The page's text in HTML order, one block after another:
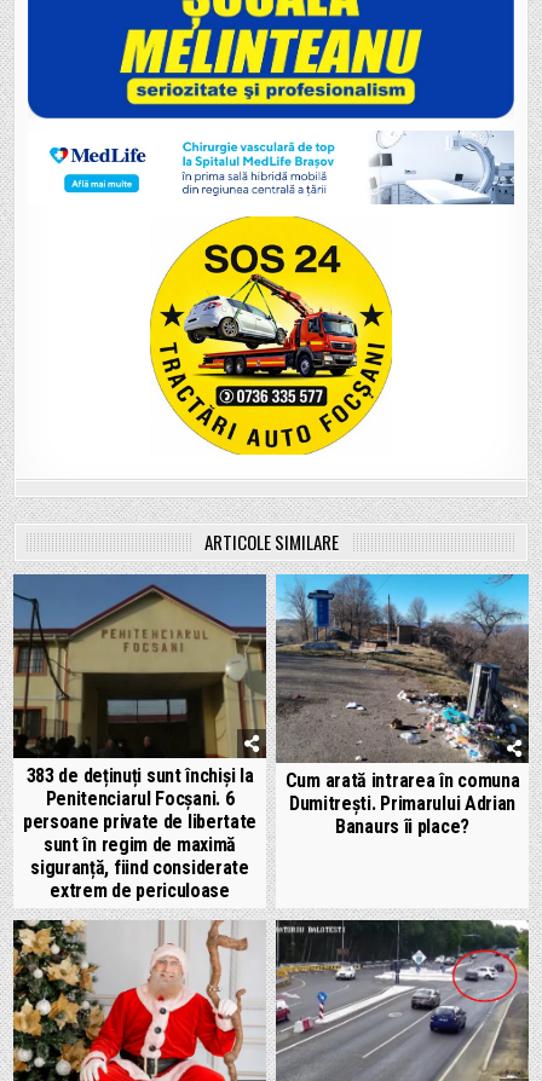
ARTICOLE SIMILARE
383 de deținuți sunt închiși la
Penitenciarul Focșani. 6
persoane private de libertate
sunt în regim de maximă
siguranță, fiind considerate
extrem de periculoase
Cum arată intrarea în comuna
Dumitrești. Primarului Adrian
Banaurs îi place?